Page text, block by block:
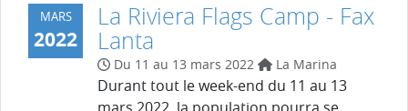
MARS
2022
La Riviera Flags Camp - Fax
Lanta
Du 11 au 13 mars 2022 La Marina
Durant tout le week-end du 11 au 13